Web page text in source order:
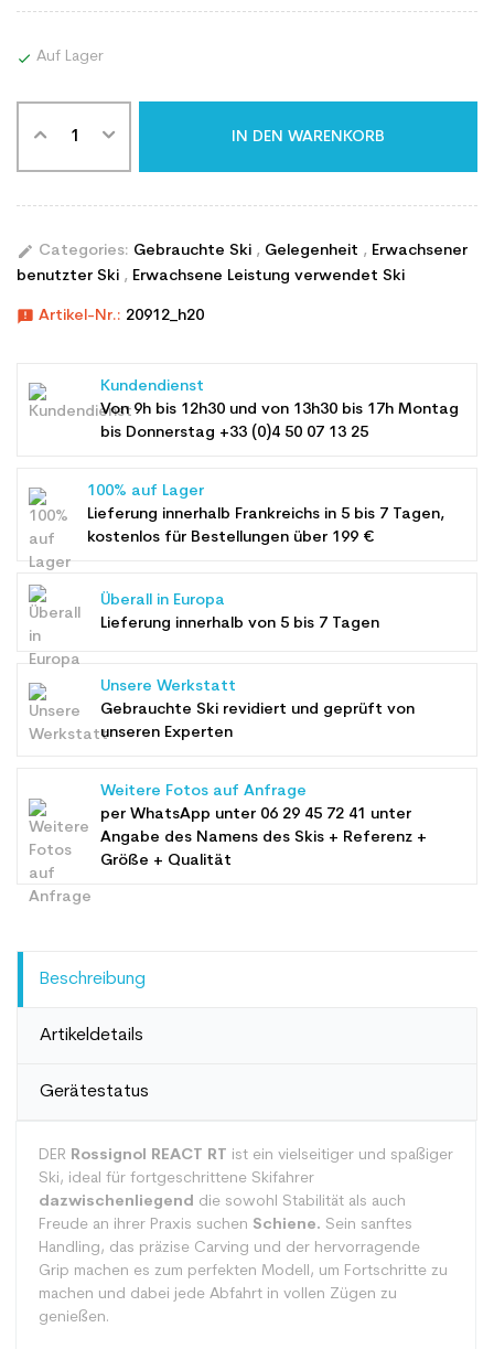
 Auf Lager
IN DEN WARENKORB
edit Categories: Gebrauchte Ski , Gelegenheit , Erwachsener
benutzter Ski , Erwachsene Leistung verwendet Ski
announcement Artikel-Nr.: 20912_h20
Kundendienst
Von 9h bis 12h30 und von 13h30 bis 17h Montag
bis Donnerstag +33 (0)4 50 07 13 25
100% auf Lager
Lieferung innerhalb Frankreichs in 5 bis 7 Tagen,
kostenlos für Bestellungen über 199 €
Überall in Europa
Lieferung innerhalb von 5 bis 7 Tagen
Unsere Werkstatt
Gebrauchte Ski revidiert und geprüft von
unseren Experten
Weitere Fotos auf Anfrage
per WhatsApp unter 06 29 45 72 41 unter
Angabe des Namens des Skis + Referenz +
Größe + Qualität
Beschreibung
Artikeldetails
Gerätestatus
DER Rossignol REACT RT ist ein vielseitiger und spaßiger
Ski, ideal für fortgeschrittene Skifahrer
dazwischenliegend die sowohl Stabilität als auch
Freude an ihrer Praxis suchen Schiene. Sein sanftes
Handling, das präzise Carving und der hervorragende
Grip machen es zum perfekten Modell, um Fortschritte zu
machen und dabei jede Abfahrt in vollen Zügen zu
genießen.